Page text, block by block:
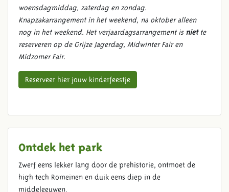
woensdagmiddag, zaterdag en zondag.
Knapzakarrangement in het weekend, na oktober alleen
nog in het weekend. Het verjaardagsarrangement is niette
reserveren op de Grijze Jagerdag, Midwinter Fair en
Midzomer Fair.
Reserveer hier jouw kinderfeestje
Ontdek het park
Zwerf eens lekker lang door de prehistorie, ontmoet de
high tech Romeinen en duik eens diep in de
middeleeuwen.